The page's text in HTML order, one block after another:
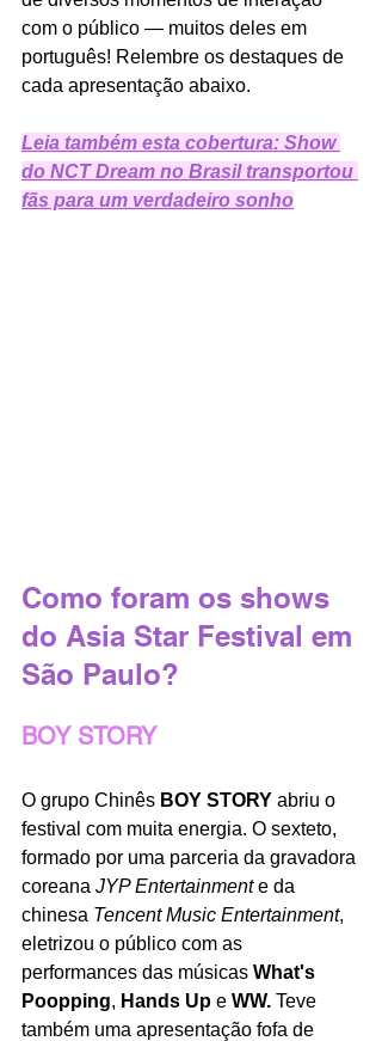
com o público — muitos deles em
português! Relembre os destaques de
cada apresentação abaixo.
Leia também esta cobertura: Show
do NCT Dream no Brasil transportou
fãs para um verdadeiro sonho
Como foram os shows
do Asia Star Festival em
São Paulo?
BOY STORY
O grupo Chinês BOY STORY abriu o
festival com muita energia. O sexteto,
formado por uma parceria da gravadora
coreana JYP Entertainment e da
chinesa Tencent Music Entertainment,
eletrizou o público com as
performances das músicas What's
Poopping, Hands Up e WW. Teve
também uma apresentação fofa de